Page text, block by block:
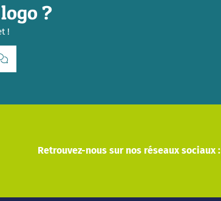
?
!
Retrouvez-nous sur nos réseaux sociaux :